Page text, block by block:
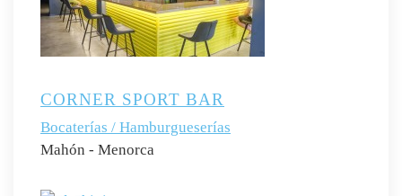
CORNER SPORT BAR
Bocaterías / Hamburgueserías
Mahón - Menorca